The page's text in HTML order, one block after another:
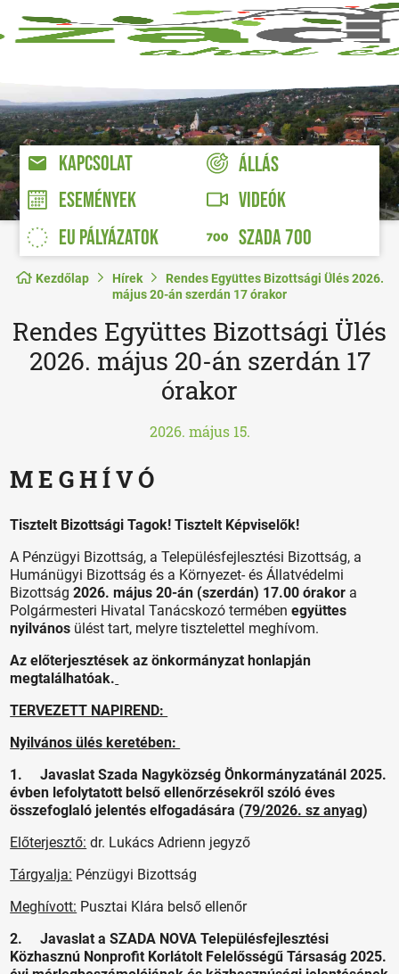
KAPCSOLAT
ÁLLÁS
ESEMÉNYEK
VIDEÓK
EU PÁLYÁZATOK
SZADA 700
Kezdőlap Hírek
Rendes Együttes Bizottsági Ülés 2026.
május 20-án szerdán 17 órakor
Rendes Együttes Bizottsági Ülés
2026. május 20-án szerdán 17
órakor
2026. május 15.
M E G H Í V Ó
Tisztelt Bizottsági Tagok! Tisztelt Képviselők!
A Pénzügyi Bizottság, a Településfejlesztési Bizottság, a
Humánügyi Bizottság és a Környezet- és Állatvédelmi
Bizottság2026. május 20-án (szerdán) 17.00 órakor a
Polgármesteri Hivatal Tanácskozó termében együttes
nyilvános ülést tart, melyre tisztelettel meghívom.
Az előterjesztések az önkormányzat honlapján
megtalálhatóak.
TERVEZETT NAPIREND:
Nyilvános ülés keretében:
1. Javaslat Szada Nagyközség Önkormányzatánál 2025.
évben lefolytatott belső ellenőrzésekről szóló éves
összefoglaló jelentés elfogadására (79/2026. sz anyag)
Előterjesztő: dr. Lukács Adrienn jegyző
Tárgyalja: Pénzügyi Bizottság
Meghívott: Pusztai Klára belső ellenőr
2. Javaslat a SZADA NOVA Településfejlesztési
Közhasznú Nonprofit Korlátolt Felelősségű Társaság 2025.